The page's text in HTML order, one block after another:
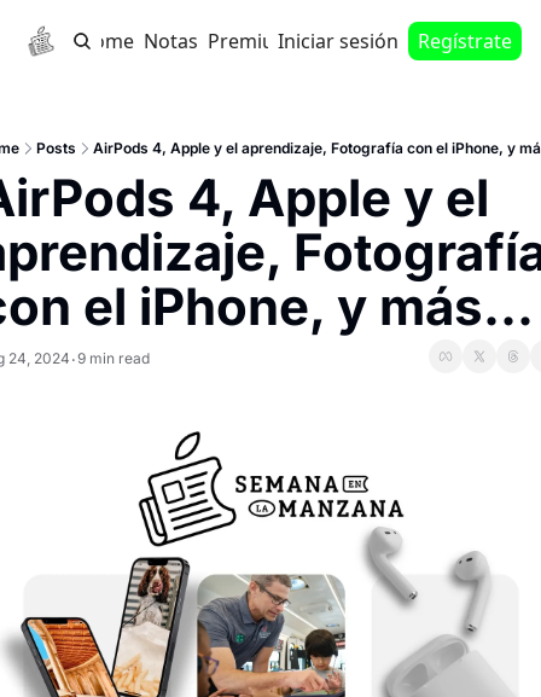
Home Notas PremiumIniciar sesión Regístrate
Posts AirPods 4, Apple y el aprendizaje, Fotografía con el iPhone, y
4, Apple y el
el iPhone, y
24, 2024 •9 min read